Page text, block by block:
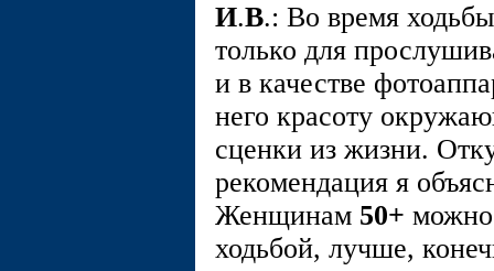
И.В.: Во время
только для
и в качестве
него красоту
сценки из жизни.
рекомендация я
Женщинам 50+ можно
ходьбой, лучше,